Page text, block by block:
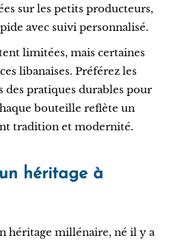
sur les petits producteurs,
avec suivi personnalisé.
limitées, mais certaines
libanaises. Préférez les
des pratiques durables pour
bouteille reflète un
tradition et modernité.
héritage à
héritage millénaire, né il y a